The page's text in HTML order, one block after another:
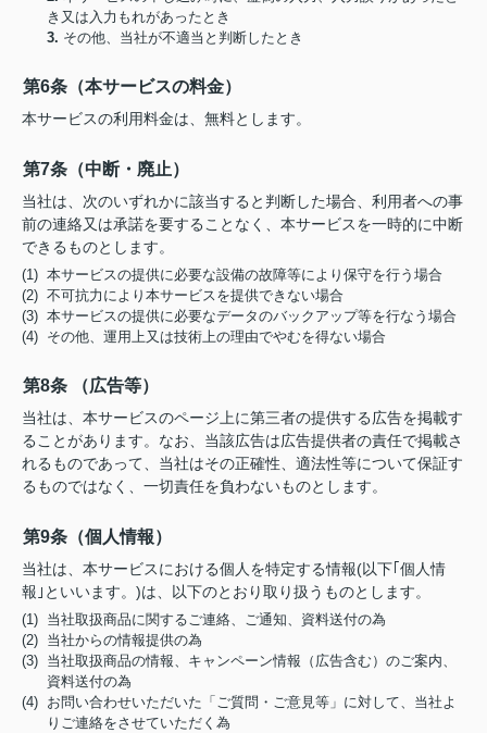
き又は入力もれがあったとき
3. その他、当社が不適当と判断したとき
第6条（本サービスの料金）
本サービスの利用料金は、無料とします。
第7条（中断・廃止）
当社は、次のいずれかに該当すると判断した場合、利用者への事
前の連絡又は承諾を要することなく、本サービスを一時的に中断
できるものとします。
(1) 本サービスの提供に必要な設備の故障等により保守を行う場合
(2) 不可抗力により本サービスを提供できない場合
(3) 本サービスの提供に必要なデータのバックアップ等を行なう場合
(4) その他、運用上又は技術上の理由でやむを得ない場合
第8条 （広告等）
当社は、本サービスのページ上に第三者の提供する広告を掲載す
ることがあります。なお、当該広告は広告提供者の責任で掲載さ
れるものであって、当社はその正確性、適法性等について保証す
るものではなく、一切責任を負わないものとします。
第9条（個人情報）
当社は、本サービスにおける個人を特定する情報(以下｢個人情
報｣といいます。)は、以下のとおり取り扱うものとします。
(1) 当社取扱商品に関するご連絡、ご通知、資料送付の為
(2) 当社からの情報提供の為
(3) 当社取扱商品の情報、キャンペーン情報（広告含む）のご案内、
資料送付の為
(4) お問い合わせいただいた「ご質問・ご意見等」に対して、当社よ
りご連絡をさせていただく為